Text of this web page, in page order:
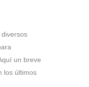
un breve
los últimos